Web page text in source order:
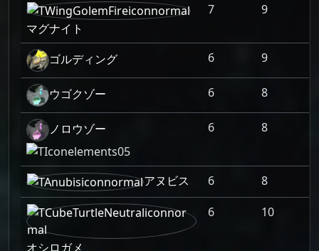
マグナイト
7 9
ゴルディング 6 9
ウゴクゾー 6 8
ノロウゾー 6 8
アヌビス 6 8
オシロガメ
6 10